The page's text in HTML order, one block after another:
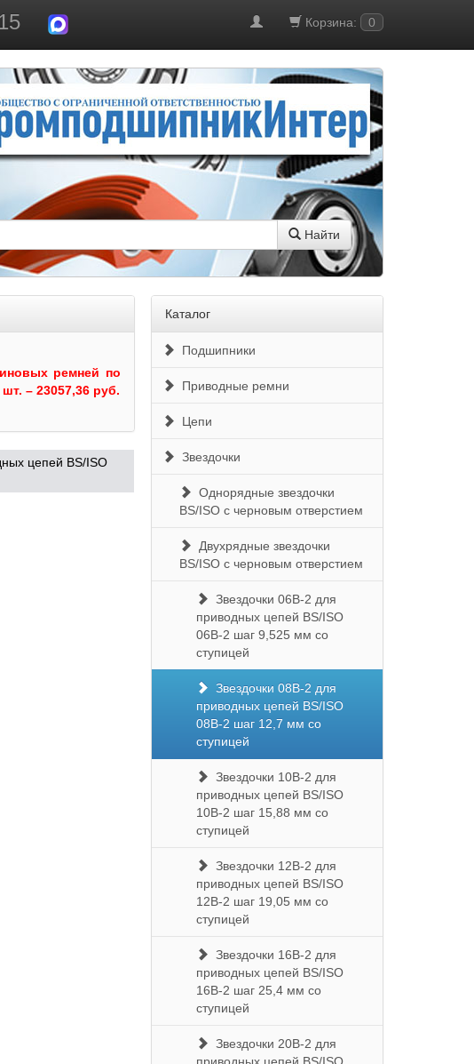
Корзина: 0
Найти
ремней по
– 23057,36 руб.
цепей BS/ISO
Каталог
Подшипники
Приводные ремни
Цепи
Звездочки
Однорядные звездочки
BS/ISO с черновым отверстием
Двухрядные звездочки
BS/ISO с черновым отверстием
Звездочки 06B-2 для
приводных цепей BS/ISO
06B-2 шаг 9,525 мм со
ступицей
Звездочки 08B-2 для
приводных цепей BS/ISO
08B-2 шаг 12,7 мм со
ступицей
Звездочки 10B-2 для
приводных цепей BS/ISO
10B-2 шаг 15,88 мм со
ступицей
Звездочки 12B-2 для
приводных цепей BS/ISO
12B-2 шаг 19,05 мм со
ступицей
Звездочки 16B-2 для
приводных цепей BS/ISO
16B-2 шаг 25,4 мм со
ступицей
Звездочки 20B-2 для